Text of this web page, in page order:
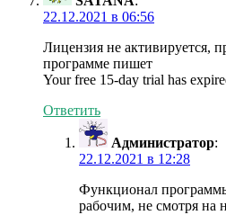
22.12.2021 в 06:56
Лицензия не активируется,
программе пишет
Your free 15-day trial has
Ответить
Администратор:
22.12.2021 в 12:28
Функционал
рабочим, не смотря на